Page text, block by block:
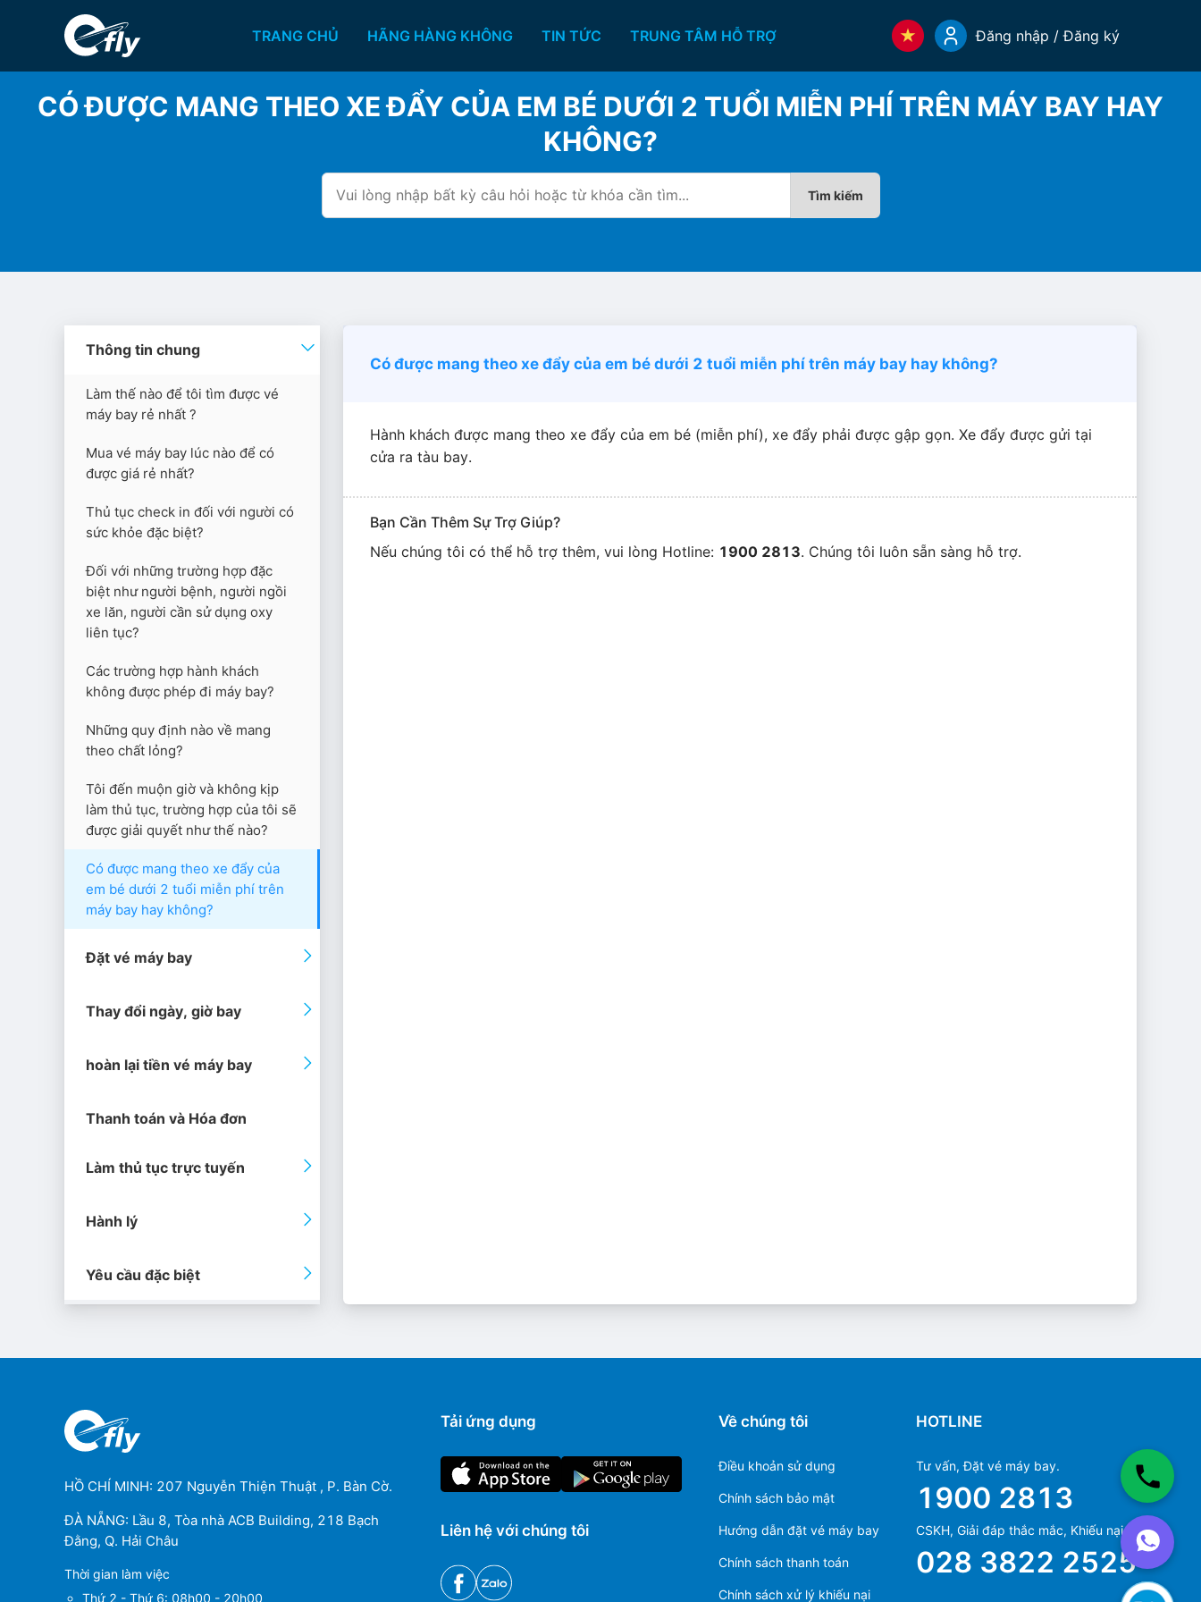
TRANG CHỦ HÃNG HÀNG KHÔNG TIN TỨC TRUNG TÂM HỖ TRỢ Đăng nhập / Đăng ký
CÓ ĐƯỢC MANG THEO XE ĐẨY CỦA EM BÉ DƯỚI 2 TUỔI MIỄN PHÍ TRÊN MÁY BAY HAY
KHÔNG?
Tìm kiếm
Thông tin chung
Làm thế nào để tôi tìm được vé
máy bay rẻ nhất ?
Mua vé máy bay lúc nào để có
được giá rẻ nhất?
Thủ tục check in đối với người có
sức khỏe đặc biệt?
Đối với những trường hợp đặc
biệt như người bệnh, người ngồi
xe lăn, người cần sử dụng oxy
liên tục?
Các trường hợp hành khách
không được phép đi máy bay?
Những quy định nào về mang
theo chất lỏng?
Tôi đến muộn giờ và không kịp
làm thủ tục, trường hợp của tôi sẽ
được giải quyết như thế nào?
Có được mang theo xe đẩy của
em bé dưới 2 tuổi miễn phí trên
máy bay hay không?
Đặt vé máy bay
Thay đổi ngày, giờ bay
hoàn lại tiền vé máy bay
Thanh toán và Hóa đơn
Làm thủ tục trực tuyến
Hành lý
Yêu cầu đặc biệt
Có được mang theo xe đẩy của em bé dưới 2 tuổi miễn phí trên máy bay hay không?
Hành khách được mang theo xe đẩy của em bé (miễn phí), xe đẩy phải được gập gọn. Xe đẩy được gửi tại
cửa ra tàu bay.
Bạn Cần Thêm Sự Trợ Giúp?
Nếu chúng tôi có thể hỗ trợ thêm, vui lòng Hotline: 1900 2813. Chúng tôi luôn sẵn sàng hỗ trợ.
HỒ CHÍ MINH: 207 Nguyễn Thiện Thuật , P. Bàn Cờ.
ĐÀ NẴNG: Lầu 8, Tòa nhà ACB Building, 218 Bạch
Đằng, Q. Hải Châu
Thời gian làm việc
Thứ 2 - Thứ 6: 08h00 - 20h00
Tải ứng dụng
Liên hệ với chúng tôi
Về chúng tôi
Điều khoản sử dụng
Chính sách bảo mật
Hướng dẫn đặt vé máy bay
Chính sách thanh toán
Chính sách xử lý khiếu nại
HOTLINE
Tư vấn, Đặt vé máy bay.
1900 2813
CSKH, Giải đáp thắc mắc, Khiếu nại.
028 3822 2525
Ms Hằng
(+84) 70 854 1213
Ms Huỳnh